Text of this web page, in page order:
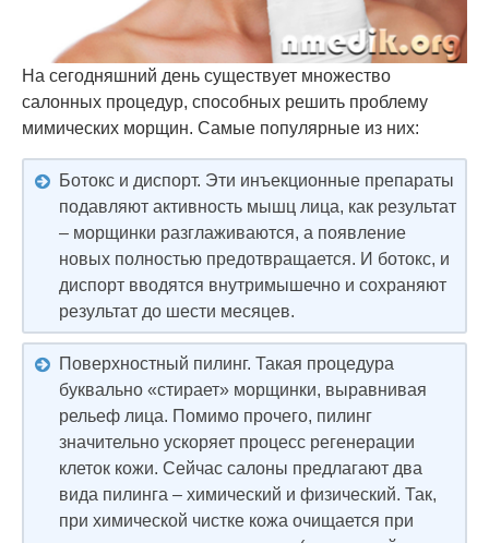
На сегодняшний день существует множество
салонных процедур, способных решить проблему
мимических морщин. Самые популярные из них:
Ботокс и диспорт. Эти инъекционные препараты
подавляют активность мышц лица, как результат
– морщинки разглаживаются, а появление
новых полностью предотвращается. И ботокс, и
диспорт вводятся внутримышечно и сохраняют
результат до шести месяцев.
Поверхностный пилинг. Такая процедура
буквально «стирает» морщинки, выравнивая
рельеф лица. Помимо прочего, пилинг
значительно ускоряет процесс регенерации
клеток кожи. Сейчас салоны предлагают два
вида пилинга – химический и физический. Так,
при химической чистке кожа очищается при